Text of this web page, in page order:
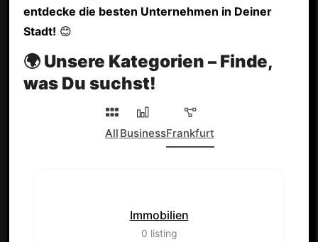
entdecke die besten Unternehmen in Deiner
Stadt! 😊
🌍 Unsere Kategorien – Finde,
was Du suchst!
All BusinessFrankfurt
Immobilien
0 listing